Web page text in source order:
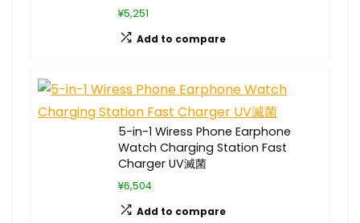
¥5,251
Add to compare
5-in-1 Wiress Phone Earphone
Watch Charging Station Fast
Charger UV滅菌
¥6,504
Add to compare